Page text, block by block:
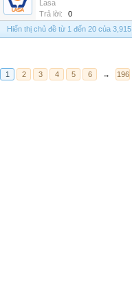
Lasa
Trả lời:
0
Hiển thị chủ đề từ 1 đến 20 của 3,915
1 2 3 4 5 6 → 196